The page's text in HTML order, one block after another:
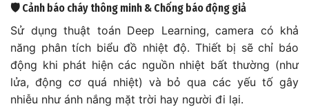
🛡️ Cảnh báo cháy thông minh & Chống báo động giả
Sử dụng thuật toán Deep Learning, camera có khả
năng phân tích biểu đồ nhiệt độ. Thiết bị sẽ chỉ báo
động khi phát hiện các nguồn nhiệt bất thường (như
lửa, động cơ quá nhiệt) và bỏ qua các yếu tố gây
nhiễu như ánh nắng mặt trời hay người đi lại.